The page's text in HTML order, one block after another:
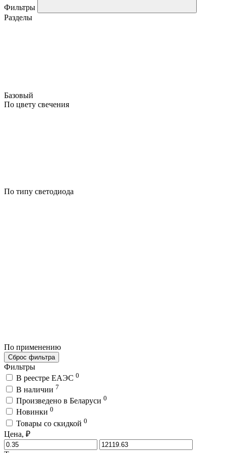
Фильтры
Разделы
Базовый
По цвету свечения
По типу светодиода
По применению
Сброс фильтра
Фильтры
В реестре ЕАЭС 0
В наличии 7
Произведено в Беларуси 0
Новинки 0
Товары со скидкой 0
Цена, ₽